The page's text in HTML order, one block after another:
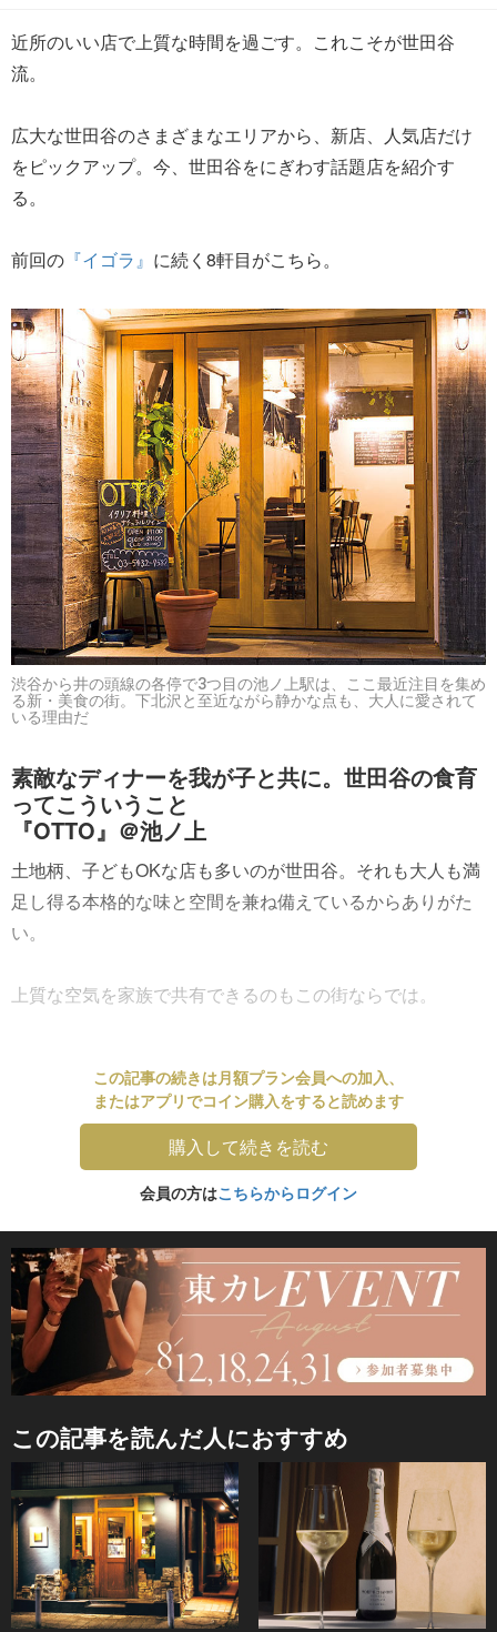
近所のいい店で上質な時間を過ごす。これこそが世田谷
流。
広大な世田谷のさまざまなエリアから、新店、人気店だけ
をピックアップ。今、世田谷をにぎわす話題店を紹介す
る。
前回の 『イゴラ』 に続く8軒目がこちら。
渋谷から井の頭線の各停で3つ目の池ノ上駅は、ここ最近注目を集め
る新・美食の街。下北沢と至近ながら静かな点も、大人に愛されて
いる理由だ
素敵なディナーを我が子と共に。世田谷の食育
ってこういうこと
『OTTO』＠池ノ上
土地柄、子どもOKな店も多いのが世田谷。それも大人も満
足し得る本格的な味と空間を兼ね備えているからありがた
い。
上質な空気を家族で共有できるのもこの街ならでは。
この記事の続きは月額プラン会員への加入、
またはアプリでコイン購入をすると読めます
購入して続きを読む
会員の方はこちらからログイン
この記事を読んだ人におすすめ